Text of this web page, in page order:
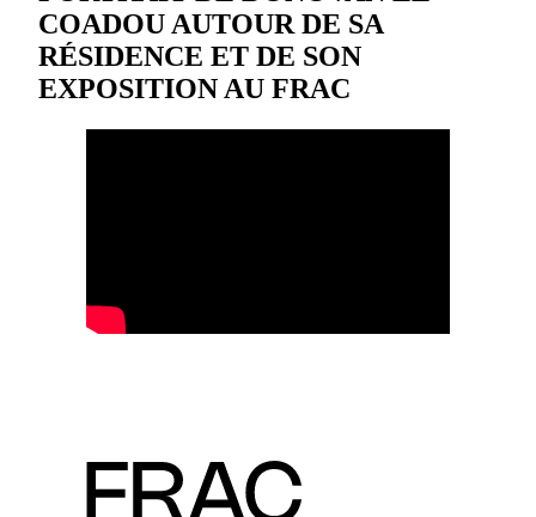
COADOU AUTOUR DE SA
RÉSIDENCE ET DE SON
EXPOSITION AU FRAC